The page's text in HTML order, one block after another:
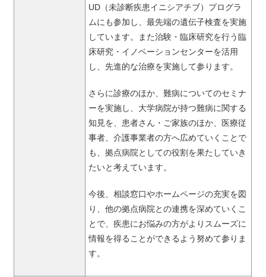
UD（未診断疾患イニシアチブ）プログラ
ムにも参加し、最先端の遺伝子検査を実施
しています。また治験・臨床研究を行う臨
床研究・イノベーションセンターを活用
し、先進的な治療を実施して参ります。
さらに診療のほか、難病についてのセミナ
ーを実施し、大学病院が持つ難病に関する
知見を、患者さん・ご家族のほか、医療従
事者、介護事業者の方へ広めていくことで
も、拠点病院としての役割を果たしていき
たいと考えています。
今後、相談窓口やホームページの充実を図
り、他の拠点病院との連携を深めていくこ
とで、疾患にお悩みの方がよりスムーズに
情報を得ることができるよう努めて参りま
す。